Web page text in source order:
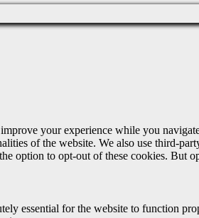
your experience while you
of the website. We also use third-
option to opt-out of these cookies. But
essential for the website to function